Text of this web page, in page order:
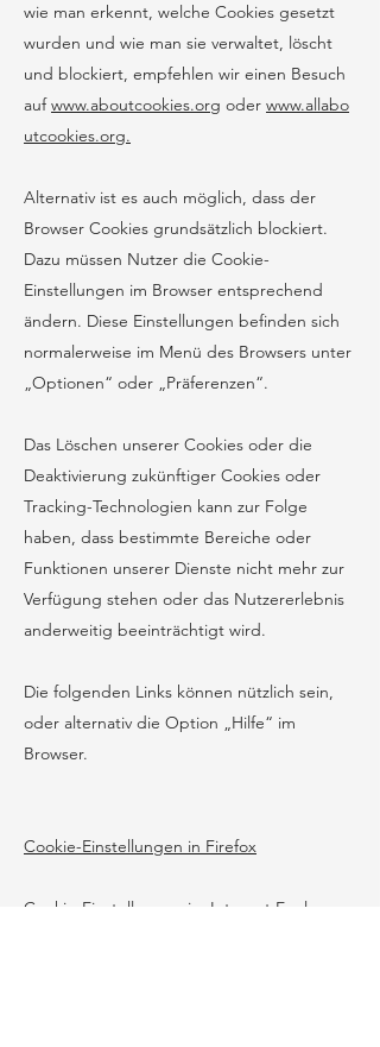
wie man erkennt, welche Cookies gesetzt
wurden und wie man sie verwaltet, löscht
und blockiert, empfehlen wir einen Besuch
aufwww.aboutcookies.org oder www.allabo
utcookies.org.
Alternativ ist es auch möglich, dass der
Browser Cookies grundsätzlich blockiert.
Dazu müssen Nutzer die Cookie-
Einstellungen im Browser entsprechend
ändern. Diese Einstellungen befinden sich
normalerweise im Menü des Browsers unter
„Optionen“ oder „Präferenzen“.
Das Löschen unserer Cookies oder die
Deaktivierung zukünftiger Cookies oder
Tracking-Technologien kann zur Folge
haben, dass bestimmte Bereiche oder
Funktionen unserer Dienste nicht mehr zur
Verfügung stehen oder das Nutzererlebnis
anderweitig beeinträchtigt wird.
Die folgenden Links können nützlich sein,
oder alternativ die Option „Hilfe“ im
Browser.
Cookie-Einstellungen in Firefox
Cookie-Einstellungen im Internet Explorer